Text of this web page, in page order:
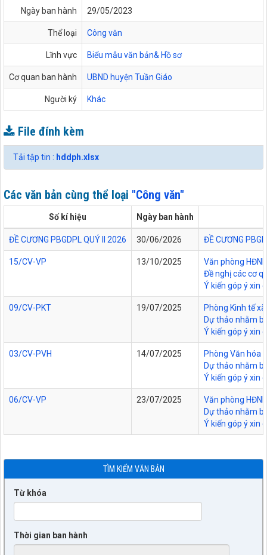
Ngày ban hành 29/05/2023
Thể loại Công văn
Lĩnh vực Biểu mẫu văn bản& Hồ sơ
Cơ quan ban hành UBND huyện Tuần Giáo
Người ký Khác
File đính kèm
Tải tập tin : hddph.xlsx
Các văn bản cùng thể loại "Công văn"
Số kí hiệu Ngày ban hành
ĐỀ CƯƠNG PBGDPL QUÝ II 2026 30/06/2026 ĐỀ CƯƠNG
15/CV-VP 13/10/2025
Văn phòng
Đề nghị các cơ
Ý kiến góp ý xin
09/CV-PKT 19/07/2025
Phòng Kinh tế
Dự thảo nhằm
Ý kiến góp ý xin
03/CV-PVH 14/07/2025
Phòng Văn hóa
Dự thảo nhằm
Ý kiến góp ý xin
06/CV-VP 23/07/2025
Văn phòng
Dự thảo nhằm
Ý kiến góp ý xin
TÌM KIẾM VĂN BẢN
Từ khóa
Thời gian ban hành